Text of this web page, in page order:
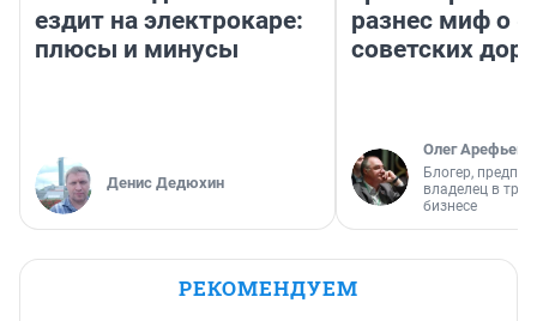
ездит на электрокаре:
плюсы и минусы
Денис Дедюхин
разнес миф о
советских
Олег Арефьев
Блогер,
владелец в
бизнесе
РЕКОМЕНДУЕМ